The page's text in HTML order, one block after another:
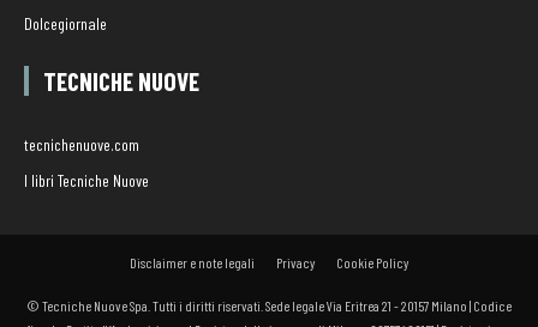
Dolcegiornale
TECNICHE NUOVE
tecnichenuove.com
I libri Tecniche Nuove
Disclaimer e note legali Privacy Cookie Policy
© Tecniche Nuove Spa. Tutti i diritti riservati. Sede legale Via Eritrea 21 - 20157 Milano | Codice